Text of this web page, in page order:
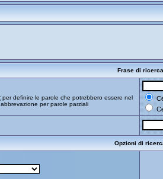
Frase di ricerca
per definire le parole che potrebbero essere nel
per parole parziali
Opzioni di